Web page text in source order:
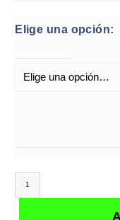
Elige una opción: